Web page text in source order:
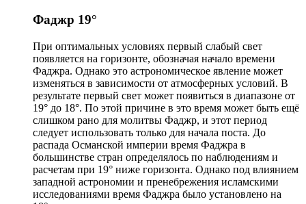
Фаджр 19°
При оптимальных условиях первый слабый свет
появляется на горизонте, обозначая начало времени
Фаджра. Однако это астрономическое явление может
изменяться в зависимости от атмосферных условий. В
результате первый свет может появиться в диапазоне от
19° до 18°. По этой причине в это время может быть ещё
слишком рано для молитвы Фаджр, и этот период
следует использовать только для начала поста. До
распада Османской империи время Фаджра в
большинстве стран определялось по наблюдениям и
расчетам при 19° ниже горизонта. Однако под влиянием
западной астрономии и пренебрежения исламскими
исследованиями время Фаджра было установлено на